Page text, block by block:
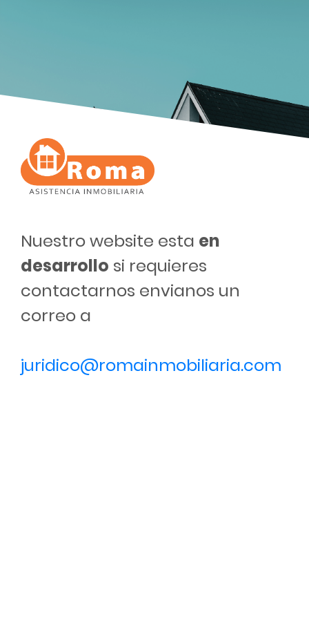
Nuestro website esta en
desarrollo si requieres
contactarnos envianos un
correo a
juridico@romainmobiliaria.com